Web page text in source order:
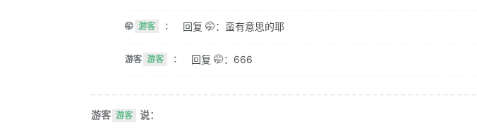
🤭 游客 ： 回复 🤭：蛮有意思的耶
游客 游客 ： 回复 🤭：666
游客 游客 说：